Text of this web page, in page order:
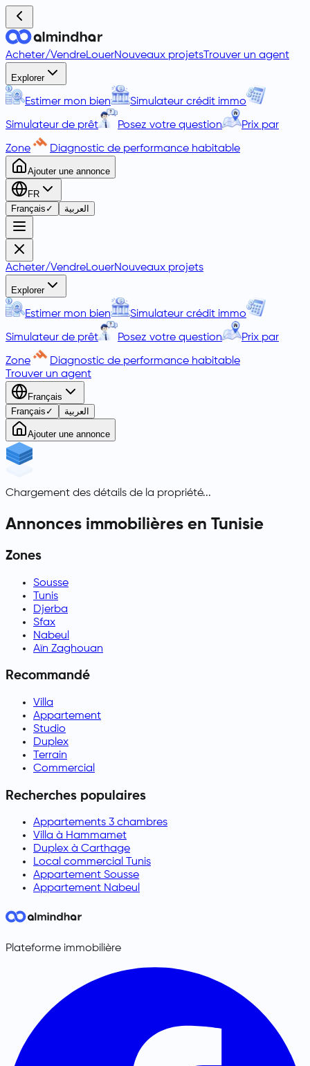
Acheter/VendreLouerNouveaux projets Trouver un agent
Explorer
Estimer mon bien Simulateur crédit immo
Simulateur de prêt Posez votre question Prix par
Zone Diagnostic de performance habitable
Ajouter une annonce
FR
Français ✓ العربية
Acheter/VendreLouerNouveaux projets
Explorer
Estimer mon bien Simulateur crédit immo
Simulateur de prêt Posez votre question Prix par
Zone
Diagnostic de performance habitable
Trouver un agent
Français
Français ✓ العربية
Ajouter une annonce
Chargement des détails de la propriété...
Annonces immobilières en Tunisie
Zones
Sousse
Tunis
Djerba
Sfax
Nabeul
Aïn Zaghouan
Recommandé
Villa
Appartement
Studio
Duplex
Terrain
Commercial
Recherches populaires
Appartements 3 chambres
Villa à Hammamet
Duplex à Carthage
Local commercial Tunis
Appartement Sousse
Appartement Nabeul
Plateforme immobilière